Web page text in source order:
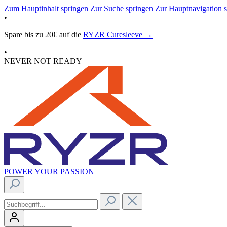
Zum Hauptinhalt springen Zur Suche springen Zur Hauptnavigation
•
Spare bis zu 20€ auf die RYZR Curesleeve →
•
NEVER NOT READY
POWER YOUR PASSION